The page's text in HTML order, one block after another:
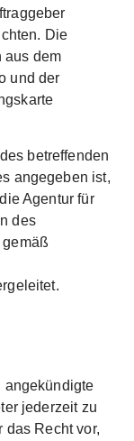
Die
aus dem
und der
betreffenden
angegeben ist,
Agentur für
des
angekündigte
jederzeit zu
das Recht vor,